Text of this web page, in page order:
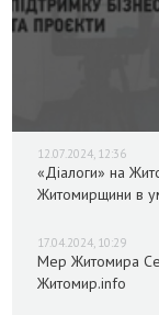
12.07.2024, 12:36
«Діалоги» на
Житомирщини в
17.04.2024, 10:29
Мер Житомира
Житомир.info